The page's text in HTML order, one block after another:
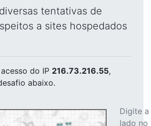
tentativas de
a sites hospedados
do IP 216.73.216.55,
abaixo.
Digite
lado no